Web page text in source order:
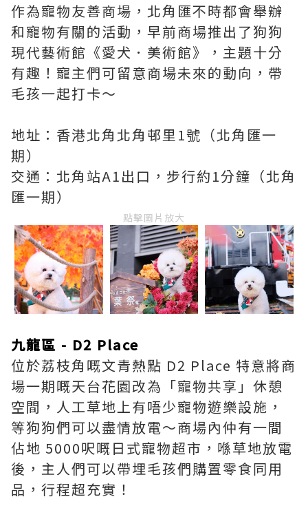
作為寵物友善商場，北角匯不時都會舉辦
和寵物有關的活動，早前商場推出了狗狗
現代藝術館《愛犬．美術館》，主題十分
有趣！寵主們可留意商場未來的動向，帶
毛孩一起打卡～
地址：香港北角北角邨里1號（北角匯一
期）
交通：北角站A1出口，步行約1分鐘（北角
匯一期）
點擊圖片放大
九龍區 - D2 Place
位於荔枝角嘅文青熱點 D2 Place 特意將商
場一期嘅天台花園改為「寵物共享」休憩
空間，人工草地上有唔少寵物遊樂設施，
等狗狗們可以盡情放電～商場內仲有一間
佔地 5000呎嘅日式寵物超市，喺草地放電
後，主人們可以帶埋毛孩們購置零食同用
品，行程超充實！